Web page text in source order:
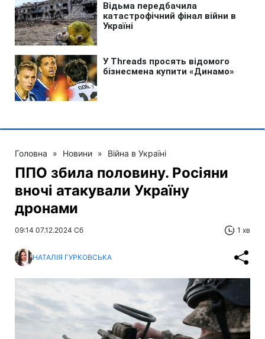
Головна » Новини » Війна в Україні
ППО збила половину. Росіяни
вночі атакували Україну
дронами
09:14 07.12.2024 Сб 1 хв
НАТАЛІЯ ГУРКОВСЬКА